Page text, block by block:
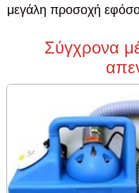
μεγάλη προσοχή
Σύγχρονα